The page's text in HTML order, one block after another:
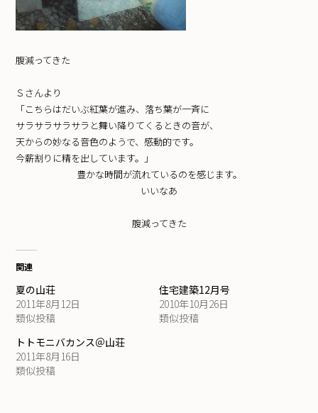
腹減ってきた
Ｓさんより
「こちらはだいぶ紅葉が進み、落ち葉が一斉に
サラサラサラサラと舞い降りてくるときの音が、
天からの妙なる音色のようで、感動的です。
今薪割りに精を出しています。」
豊かな時間が流れているのを感じます。
いいなあ
腹減ってきた
関連
夏の山荘
2011年8月12日
類似投稿
住宅建築12月号
2010年10月26日
類似投稿
トトモニバカンス＠山荘
2011年8月16日
類似投稿